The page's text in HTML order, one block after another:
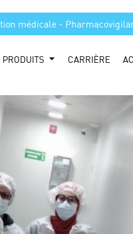
médicale -
PRODUITS CARRIÈRE